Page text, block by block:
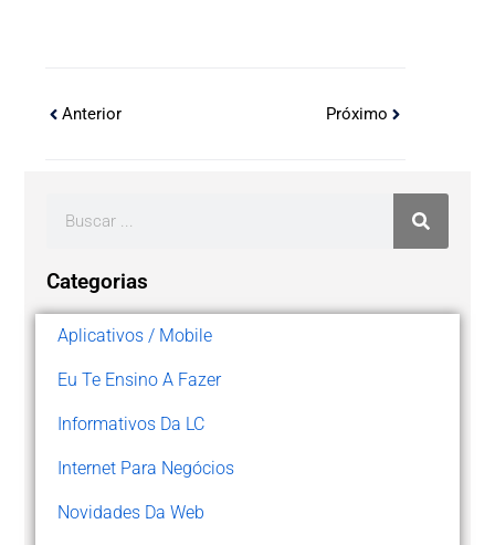
Anterior Próximo
Categorias
Aplicativos / Mobile
Eu Te Ensino A Fazer
Informativos Da LC
Internet Para Negócios
Novidades Da Web